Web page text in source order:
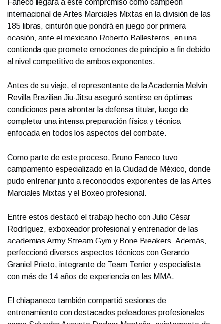
Faneco llegará a este compromiso como campeón
internacional de Artes Marciales Mixtas en la división de las
185 libras, cinturón que pondrá en juego por primera
ocasión, ante el mexicano Roberto Ballesteros, en una
contienda que promete emociones de principio a fin debido
al nivel competitivo de ambos exponentes.
Antes de su viaje, el representante de la Academia Melvin
Revilla Brazilian Jiu-Jitsu aseguró sentirse en óptimas
condiciones para afrontar la defensa titular, luego de
completar una intensa preparación física y técnica
enfocada en todos los aspectos del combate.
Como parte de este proceso, Bruno Faneco tuvo
campamento especializado en la Ciudad de México, donde
pudo entrenar junto a reconocidos exponentes de las Artes
Marciales Mixtas y el Boxeo profesional.
Entre estos destacó el trabajo hecho con Julio César
Rodríguez, exboxeador profesional y entrenador de las
academias Army Stream Gym y Bone Breakers. Además,
perfeccionó diversos aspectos técnicos con Gerardo
Graniel Prieto, integrante de Team Terrier y especialista
con más de 14 años de experiencia en las MMA.
El chiapaneco también compartió sesiones de
entrenamiento con destacados peleadores profesionales